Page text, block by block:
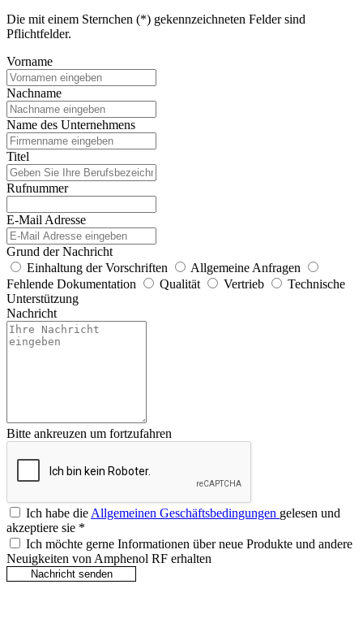
Die mit einem Sternchen (*) gekennzeichneten Felder sind
Pflichtfelder.
Vorname
Nachname
Name des Unternehmens
Titel
Rufnummer
E-Mail Adresse
Grund der Nachricht
Einhaltung der Vorschriften
Allgemeine Anfragen
Fehlende Dokumentation
Qualität Vertrieb
Technische
Unterstützung
Nachricht
Bitte ankreuzen um fortzufahren
Ich habe dieAllgemeinen Geschäftsbedingungen gelesen und
akzeptiere sie *
Ich möchte gerne Informationen über neue Produkte und andere
Neuigkeiten von Amphenol RF erhalten